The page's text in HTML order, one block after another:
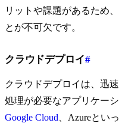
リットや課題があるため
とが不可欠です。
クラウドデプロイ#
クラウドデプロイは、迅
処理が必要なアプリケー
Google Cloud 、Azureとい